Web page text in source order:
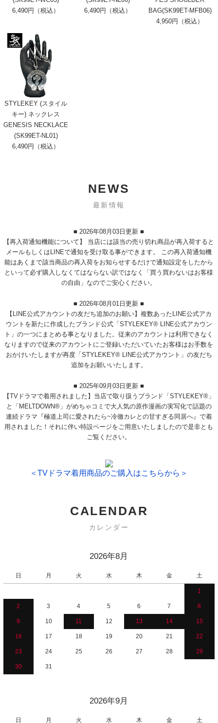
6,490円（税込）
6,490円（税込）
BAG(SK99ET-MFB06)
4,950円（税込）
STYLEKEY (スタイル
キー) ネックレス
GENESIS NECKLACE
(SK99ET-NL01)
6,490円（税込）
NEWS
最新情報
■ 2026年08月03日更新 ■
【再入荷通知機能について】 当店には該当の売り切れ商品が再入荷すると
メールもしくはLINEで通知を受け取る事ができます。 この再入荷通知機
能はあくまで該当商品の再入荷をお知らせするだけで通知設定をしたから
といって必ず購入しなくてはならない訳ではなく「買う買わないはお客様
の自由」なのでご安心ください。
■ 2026年08月01日更新 ■
【LINE公式アカウントの友だち追加のお願い】複数あったLINE公式アカ
ウントを新たに作成したブランド公式「STYLEKEY® LINE公式アカウン
ト」の一つにまとめる事となりました。従来のアカウントは利用できなく
なりますので従来のアカウントにご登録いただいていたお客様はお手数を
おかけいたしますが再度「STYLEKEY® LINE公式アカウント」の友だち
追加をお願いいたします。
■ 2025年09月03日更新 ■
【TVドラマで着用されました】当店で取り扱うブランド「STYLEKEY®」
と「MELTDOWN®」がめちゃコミで大人気の原作漫画の実写化で話題の
連続ドラマ『極道上司に愛されたら~冷徹カレとの甘すぎる同居へ』で着
用されました！それに伴い特設ページをご用意いたしましたので是非とも
ご覧ください。
＜TVドラマ着用商品のご購入はこちらから＞
CALENDAR
カレンダー
2026年8月
日 月 火 水 木 金 土
1
2 3 4 5 6 7 8
9 10 11 12 13 14 15
16 17 18 19 20 21 22
23 24 25 26 27 28 29
30 31
2026年9月
日 月 火 水 木 金 土